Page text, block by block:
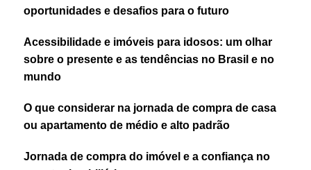
oportunidades e desafios para o futuro
Acessibilidade e imóveis para idosos: um olhar
sobre o presente e as tendências no Brasil e no
mundo
O que considerar na jornada de compra de casa
ou apartamento de médio e alto padrão
Jornada de compra do imóvel e a confiança no